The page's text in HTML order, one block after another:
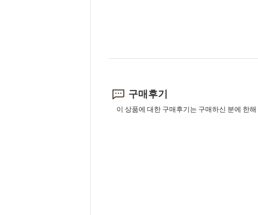
구매후기
이 상품에 대한 구매후기는 구매하신 분에 한해